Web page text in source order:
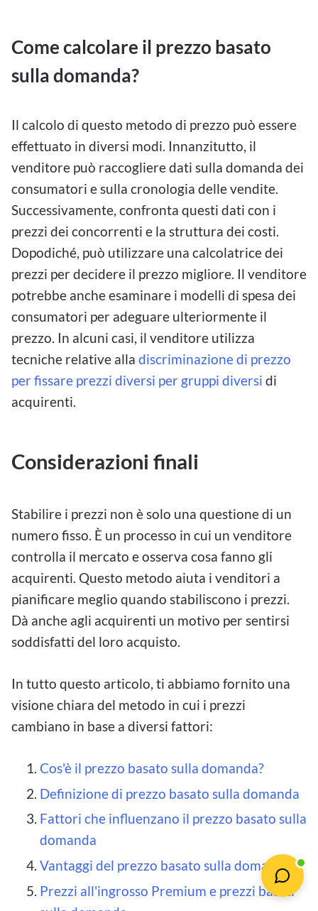
Come calcolare il prezzo basato
sulla domanda?
Il calcolo di questo metodo di prezzo può essere
effettuato in diversi modi. Innanzitutto, il
venditore può raccogliere dati sulla domanda dei
consumatori e sulla cronologia delle vendite.
Successivamente, confronta questi dati con i
prezzi dei concorrenti e la struttura dei costi.
Dopodiché, può utilizzare una calcolatrice dei
prezzi per decidere il prezzo migliore. Il venditore
potrebbe anche esaminare i modelli di spesa dei
consumatori per adeguare ulteriormente il
prezzo. In alcuni casi, il venditore utilizza
tecniche relative alla discriminazione di prezzo
per fissare prezzi diversi per gruppi diversi di
acquirenti.
Considerazioni finali
Stabilire i prezzi non è solo una questione di un
numero fisso. È un processo in cui un venditore
controlla il mercato e osserva cosa fanno gli
acquirenti. Questo metodo aiuta i venditori a
pianificare meglio quando stabiliscono i prezzi.
Dà anche agli acquirenti un motivo per sentirsi
soddisfatti del loro acquisto.
In tutto questo articolo, ti abbiamo fornito una
visione chiara del metodo in cui i prezzi
cambiano in base a diversi fattori:
Cos'è il prezzo basato sulla domanda?
Definizione di prezzo basato sulla domanda
Fattori che influenzano il prezzo basato sulla
domanda
Vantaggi del prezzo basato sulla domanda
Prezzi all'ingrosso Premium e prezzi basati